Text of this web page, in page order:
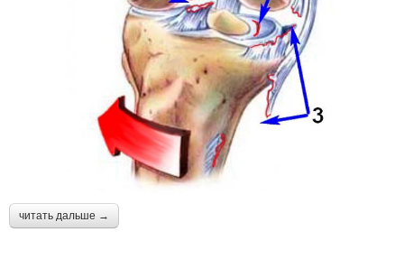
читать дальше →